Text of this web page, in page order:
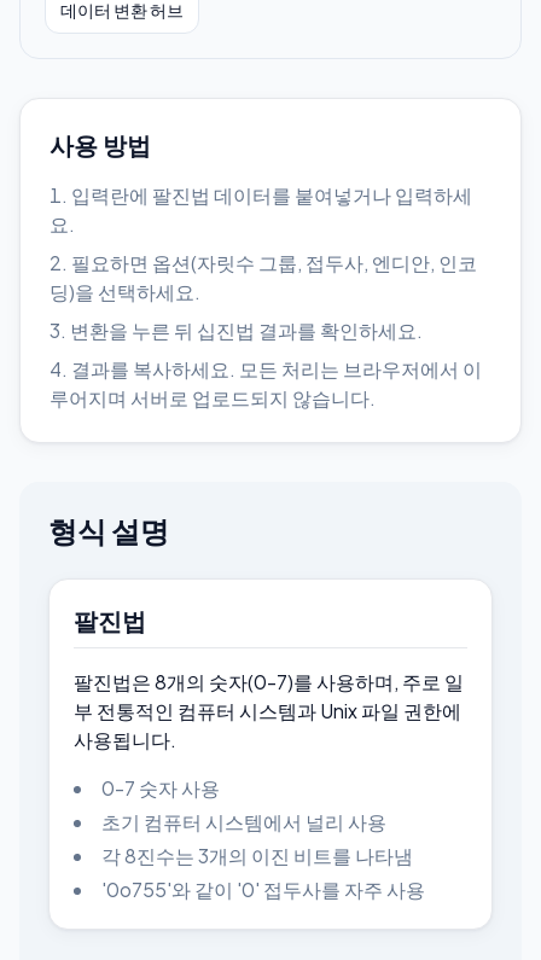
데이터 변환 허브
사용 방법
입력란에 팔진법 데이터를 붙여넣거나 입력하세
요.
필요하면 옵션(자릿수 그룹, 접두사, 엔디안, 인코
딩)을 선택하세요.
변환을 누른 뒤 십진법 결과를 확인하세요.
결과를 복사하세요. 모든 처리는 브라우저에서 이
루어지며 서버로 업로드되지 않습니다.
형식 설명
팔진법
팔진법은 8개의 숫자(0-7)를 사용하며, 주로 일
부 전통적인 컴퓨터 시스템과 Unix 파일 권한에
사용됩니다.
0-7 숫자 사용
초기 컴퓨터 시스템에서 널리 사용
각 8진수는 3개의 이진 비트를 나타냄
'0o755'와 같이 '0' 접두사를 자주 사용